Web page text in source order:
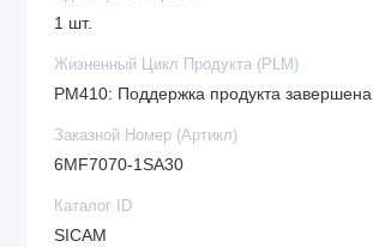
1 шт.
Жизненный Цикл Продукта (PLM)
PM410: Поддержка продукта завершена
Заказной Номер (Артикл)
6MF7070-1SA30
Каталог ID
SICAM